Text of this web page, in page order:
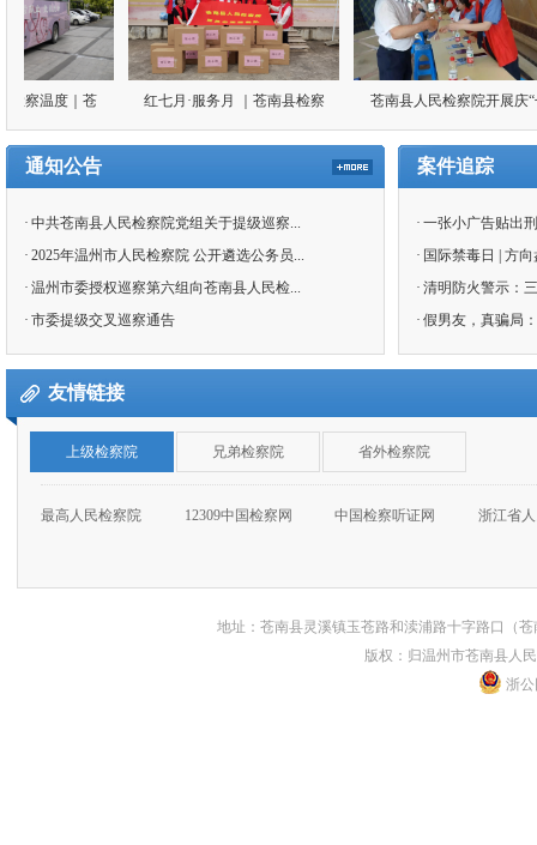
温度｜苍
红七月·服务月 ｜苍南县检察
苍南县人民检察院开展庆“七
通知公告
· 中共苍南县人民检察院党组关于提级巡察...
· 2025年温州市人民检察院 公开遴选公务员...
· 温州市委授权巡察第六组向苍南县人民检...
· 市委提级交叉巡察通告
案件追踪
· 一张小广告贴出
· 国际禁毒日 | 方
· 清明防火警示：
· 假男友，真骗局
友情链接
上级检察院 兄弟检察院 省外检察院
最高人民检察院 12309中国检察网 中国检察听证网 浙江省
地址：苍南县灵溪镇玉苍路和渎浦路十字路口（
版权：归温州市苍南县人
浙公